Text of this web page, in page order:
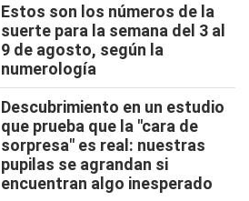
Estos son los números de la
suerte para la semana del 3 al
9 de agosto, según la
numerología
Descubrimiento en un estudio
que prueba que la "cara de
sorpresa" es real: nuestras
pupilas se agrandan si
encuentran algo inesperado